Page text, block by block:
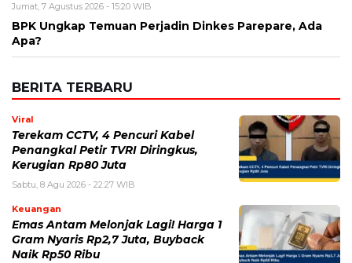
Jumat, 7 Agustus 2026 - 15:20 WIB
BPK Ungkap Temuan Perjadin Dinkes Parepare, Ada
Apa?
BERITA TERBARU
Viral
Terekam CCTV, 4 Pencuri Kabel
Penangkal Petir TVRI Diringkus,
Kerugian Rp80 Juta
Sabtu, 8 Agu 2026 - 22:27 WIB
Keuangan
Emas Antam Melonjak Lagi! Harga 1
Gram Nyaris Rp2,7 Juta, Buyback
Naik Rp50 Ribu